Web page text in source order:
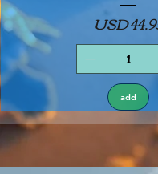
USD
add